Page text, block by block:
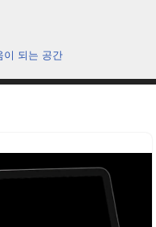
이 되는 공간